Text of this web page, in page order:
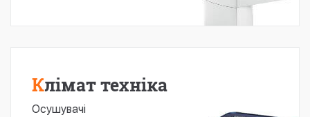
Клімат техніка
Осушувачі